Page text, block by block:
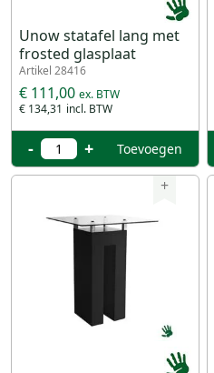
Unow statafel lang met
frosted glasplaat
Artikel 28416
€ 134,31
€ 111,00
- + Toevoegen
+